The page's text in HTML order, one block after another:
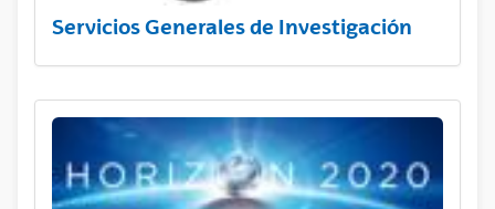
Servicios Generales de Investigación